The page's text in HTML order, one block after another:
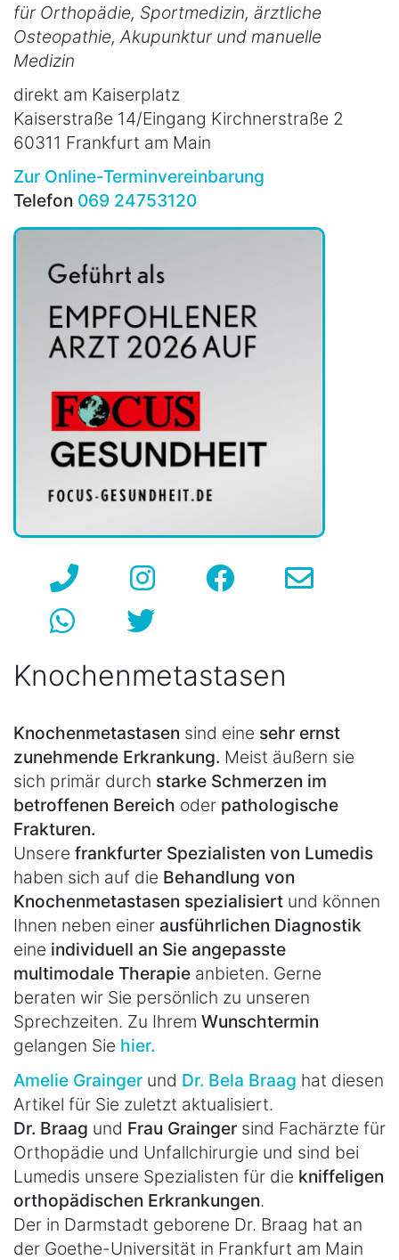
für Orthopädie, Sportmedizin, ärztliche
Osteopathie, Akupunktur und manuelle
Medizin
direkt am Kaiserplatz
Kaiserstraße 14/Eingang Kirchnerstraße 2
60311 Frankfurt am Main
Zur Online-Terminvereinbarung
Telefon 069 24753120
Knochenmetastasen
Knochenmetastasen sind eine sehr ernst
zunehmende Erkrankung. Meist äußern sie
sich primär durch starke Schmerzen im
betroffenen Bereich oder pathologische
Frakturen.
Unsere frankfurter Spezialisten von Lumedis
haben sich auf die Behandlung von
Knochenmetastasen spezialisiert und können
Ihnen neben einer ausführlichen Diagnostik
eine individuell an Sie angepasste
multimodale Therapie anbieten. Gerne
beraten wir Sie persönlich zu unseren
Sprechzeiten. Zu Ihrem Wunschtermin
gelangen Sie hier.
Amelie Grainger und Dr. Bela Braag hat diesen
Artikel für Sie zuletzt aktualisiert.
Dr. Braag und Frau Grainger sind Fachärzte für
Orthopädie und Unfallchirurgie und sind bei
Lumedis unsere Spezialisten für die kniffeligen
orthopädischen Erkrankungen.
Der in Darmstadt geborene Dr. Braag hat an
der Goethe-Universität in Frankfurt am Main